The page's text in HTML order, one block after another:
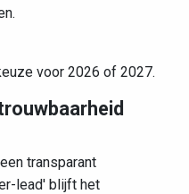
voor 2026 of 2027.
transparant
lead' blijft het